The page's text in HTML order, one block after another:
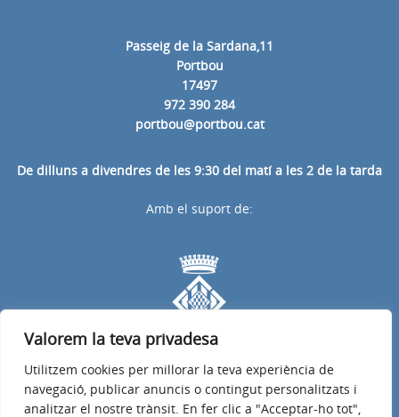
Valorem la teva privadesa
Utilitzem cookies per millorar la teva experiència de
navegació, publicar anuncis o contingut personalitzats i
analitzar el nostre trànsit. En fer clic a "Acceptar-ho tot",
Passeig de la Sardana,11
Portbou
17497
972 390 284
portbou@portbou.cat
De dilluns a divendres de les 9:30 del matí a les 2 de la tarda
Amb el suport de: